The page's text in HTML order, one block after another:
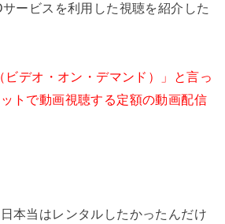
ービスを利用した視聴を紹介した
デオ・オン・デマンド）」と言っ
トで動画視聴する定額の動画配信
本当はレンタルしたかったんだけ